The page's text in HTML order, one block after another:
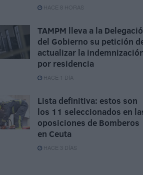
HACE 8 HORAS
TAMPM lleva a la
del Gobierno su petición
actualizar la
por residencia
HACE 1 DÍA
Lista definitiva: estos son
los 11 seleccionados en
oposiciones de Bomberos
en Ceuta
HACE 3 DÍAS